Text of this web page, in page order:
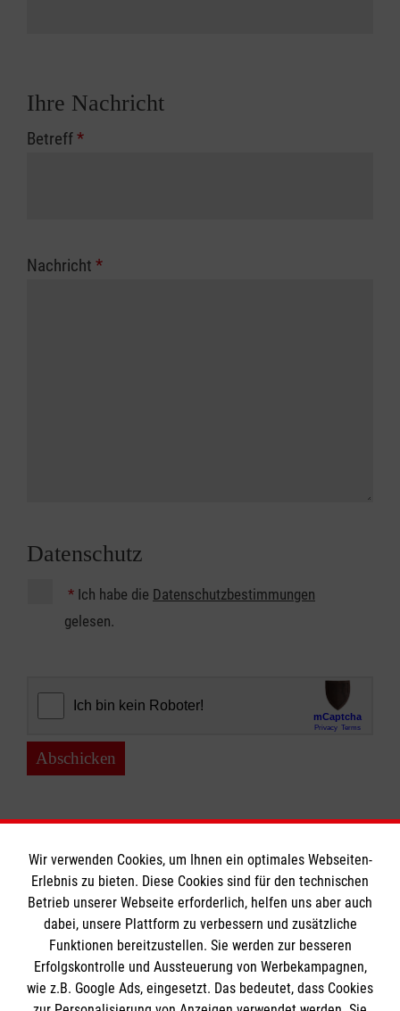
Ihre Nachricht
Betreff*
Nachricht *
Datenschutz
* Ich habe die Datenschutzbestimmungen
gelesen.
Abschicken
Informationen
Impressum
Datenschutz
Die Malteser
Wir verwenden Cookies, um Ihnen ein optimales Webseiten-
Erlebnis zu bieten. Diese Cookies sind für den technischen
Betrieb unserer Webseite erforderlich, helfen uns aber auch
dabei, unsere Plattform zu verbessern und zusätzliche
Funktionen bereitzustellen. Sie werden zur besseren
Erfolgskontrolle und Aussteuerung von Werbekampagnen,
wie z.B. Google Ads, eingesetzt. Das bedeutet, dass Cookies